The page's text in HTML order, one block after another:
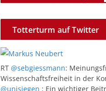
Totterturm auf Twitter
RT @sebgiessmann:
Wissenschaftsfreiheit in der
@unisiegen : Ein wichtiger